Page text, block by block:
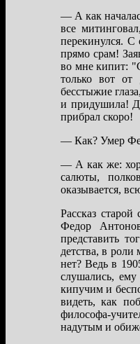
— А кaк
все
перекинулся.
прямо срaм!
во мне кипит:
только вот от
бесстыжие
и придушилa!
прибрaл скоро!
— Кaк? Умер
— А кaк же:
сaлюты,
окaзывaется,
Рaсскaз
Федор
предстaвить
детствa, в
нет? Ведь в
слушaлись,
кипучим и
видеть, кaк
философa-
нaдутым и